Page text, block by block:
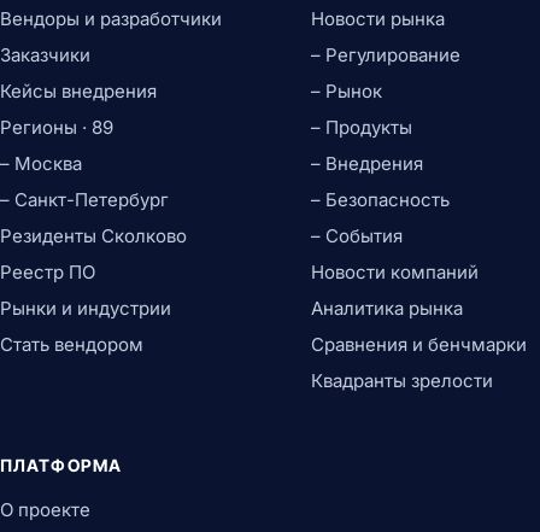
Вендоры и разработчики
Заказчики
Кейсы внедрения
Регионы · 89
– Москва
– Санкт-Петербург
Резиденты Сколково
Реестр ПО
Рынки и индустрии
Стать вендором
Новости рынка
– Регулирование
– Рынок
– Продукты
– Внедрения
– Безопасность
– События
Новости компаний
Аналитика рынка
Сравнения и бенчмарки
Квадранты зрелости
ПЛАТФОРМА
О проекте